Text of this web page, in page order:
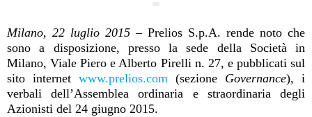
Milano, 22 luglio 2015– Prelios S.p.A. rende noto che
sono a disposizione, presso la sede della Società in
Milano, Viale Piero e Alberto Pirelli n. 27, e pubblicati sul
sito internet www.prelios.com (sezione Governance), i
verbali dell’Assemblea ordinaria e straordinaria degli
Azionisti del 24 giugno 2015.